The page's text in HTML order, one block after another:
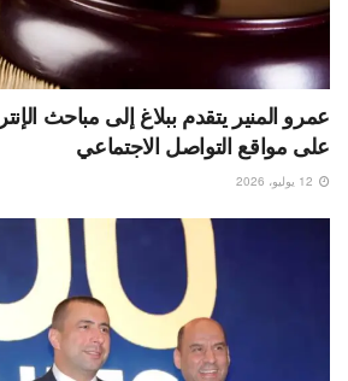
عمرو المنير يتقدم ببلاغ إلى مباحث
على مواقع التواصل الاجتماعي